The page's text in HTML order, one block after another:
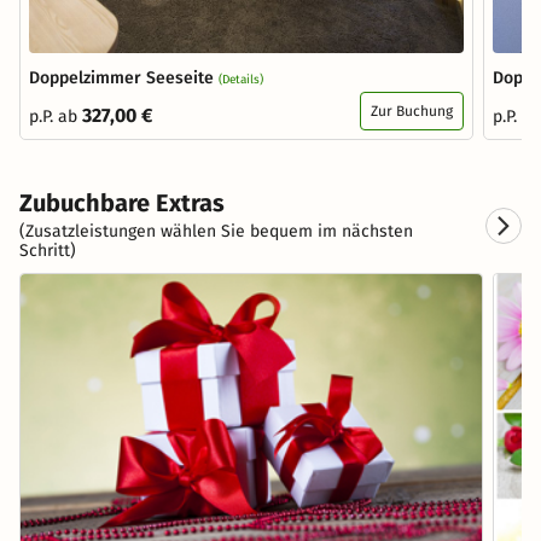
Doppelzimmer Seeseite (Details)
p.P. ab 327,00 € Zur Buchung
p.P.
Zubuchbare Extras
(Zusatzleistungen wählen Sie bequem im nächsten
Schritt)